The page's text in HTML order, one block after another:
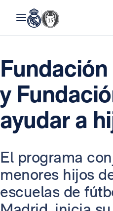
y
ayudar a
El programa
menores hijos
escuelas de